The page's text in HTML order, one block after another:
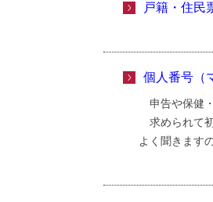
戸籍・住民
個人番号（
申告や保健
求められて
よく聞きます